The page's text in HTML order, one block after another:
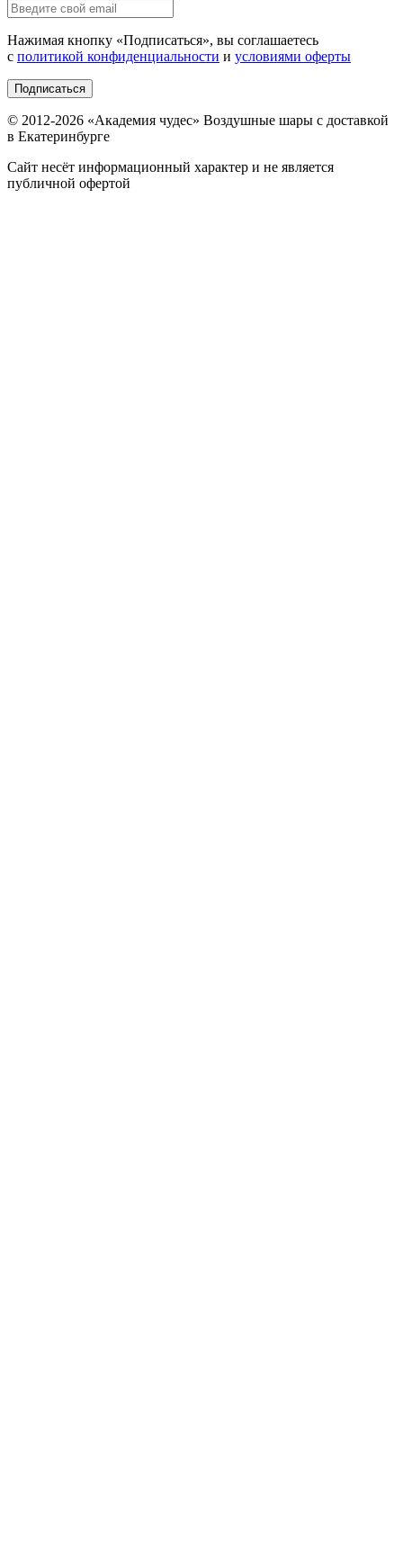
Нажимая кнопку «Подписаться», вы соглашаетесь
с политикой конфиденциальности и условиями оферты
Подписаться
© 2012-2026 «Академия чудес» Воздушные шары с доставкой
в Екатеринбурге
Сайт несёт информационный характер и не является
публичной офертой